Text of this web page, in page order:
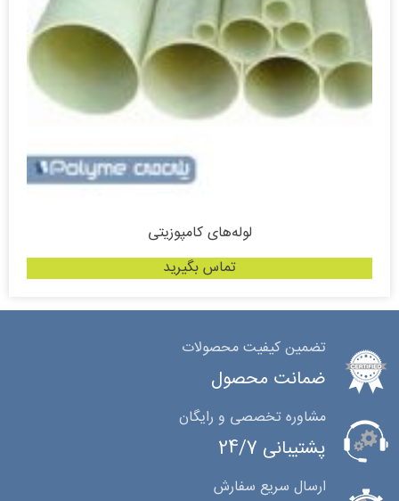
لوله‌های کامپوزیتی
تماس بگیرید
تضمین کیفیت محصولات
ضمانت محصول
مشاوره تخصصی و رایگان
پشتیبانی 24/7
ارسال سریع سفارش